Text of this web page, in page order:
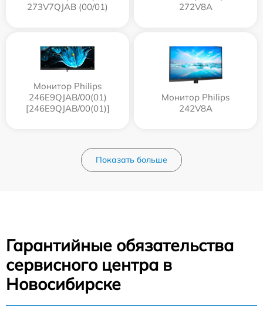
273V7QJAB (00/01)
272V8A
Монитор Philips
246E9QJAB/00(01)
[246E9QJAB/00(01)]
Монитор Philips
242V8A
Показать больше
Гарантийные обязательства
сервисного центра в
Новосибирске